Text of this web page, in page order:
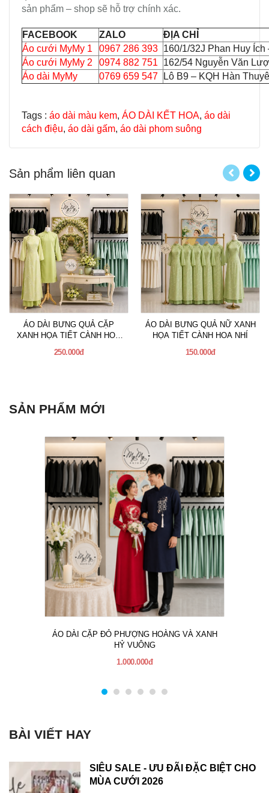
sản phẩm – shop sẽ hỗ trợ chính xác.
FACEBOOK ZALO
ĐỊA CHỈ
Áo cưới MyMy 1
0967 286 393 160/1/32J Phan Huy
Áo cưới MyMy 2
0974 882 751
162/54 Nguyễn Văn
Áo dài MyMy
0769 659 547 Lô B9 – KQH Hàn
Tags : áo dài màu kem, ÁO DÀI KẾT HOA, áo dài
cách điệu, áo dài gấm, áo dài phom suông
Sản phẩm liên quan
ÁO DÀI BƯNG QUẢ CẶP
XANH HỌA TIẾT CÀNH HOA
250.000đ
ÁO DÀI BƯNG QUẢ NỮ XANH
HỌA TIẾT CÀNH HOA NHÍ
150.000đ
SẢN PHẨM MỚI
ÁO DÀI CẶP ĐỎ PHƯỢNG HOÀNG VÀ XANH
HỶ VUÔNG
1.000.000đ
BÀI VIẾT HAY
SIÊU SALE - ƯU ĐÃI ĐẶC BIỆT CHO
MÙA CƯỚI 2026